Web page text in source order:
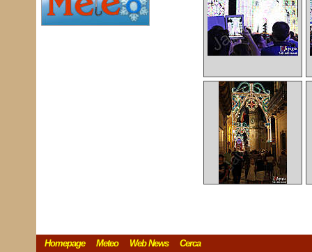
Homepage Meteo Web News Cerca